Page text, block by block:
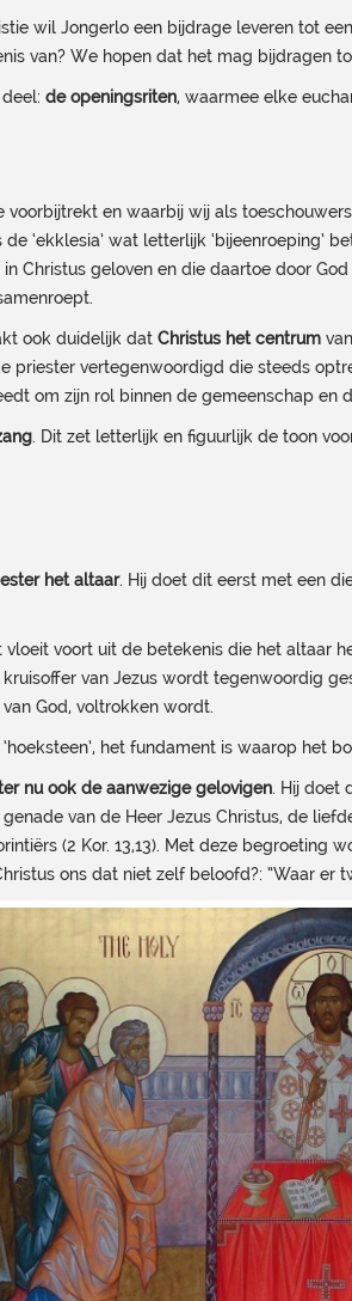
wil Jongerlo een bijdrage leveren tot
van? We hopen dat het mag bijdragen
de openingsriten, waarmee elke
voorbijtrekt en waarbij wij als
‘ekklesia’ wat letterlijk
in Christus geloven en die daartoe door
ook duidelijk dat Christus het centrum
priester vertegenwoordigd die steeds
om zijn rol binnen de gemeenschap en
. Dit zet letterlijk en figuurlijk de toon
het altaar. Hij doet dit eerst met een
voort uit de betekenis die het altaar
van Jezus wordt tegenwoordig
God, voltrokken wordt.
het fundament is waarop het
nu ook de aanwezige gelovigen. Hij doet
van de Heer Jezus Christus, de
(2 Kor. 13,13). Met deze begroeting
ons dat niet zelf beloofd?: “Waar er